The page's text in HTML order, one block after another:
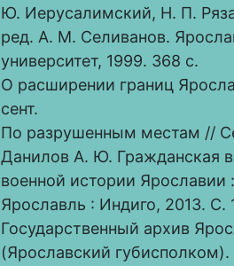
Ю. Иерусалимский, Н. П.
ред. А. М. Селиванов.
университет, 1999. 368 с.
О расширении границ
сент.
По разрушенным местам //
Данилов А. Ю. Гражданская
военной истории
Ярославль : Индиго, 2013. С.
Государственный архив
(Ярославский губисполком).